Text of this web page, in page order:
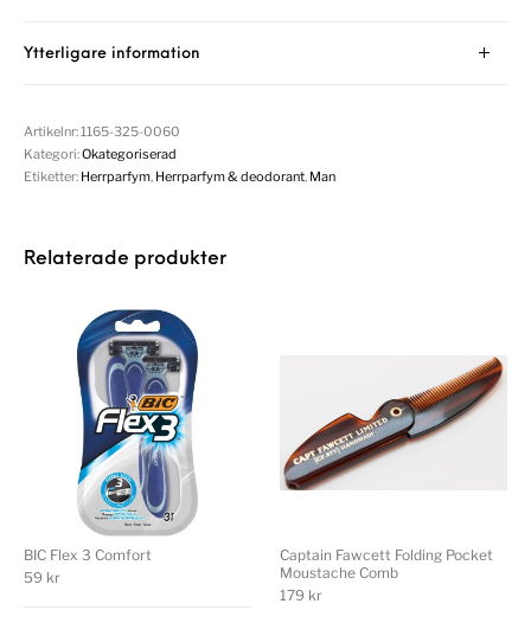
Ytterligare information
Artikelnr:1165-325-0060
Kategori:Okategoriserad
Etiketter: Herrparfym Herrparfym & deodorant Man
Relaterade produkter
BIC Flex 3 Comfort
59 kr
Captain Fawcett Folding Pocket
Moustache Comb
179 kr